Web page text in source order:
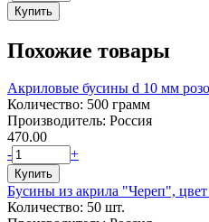
Похожие товары
Акриловые бусины d 10 мм
Количество: 500 грамм
Производитель: Россия
470.00
-
+
Бусины из акрила "Череп",
Количество: 50 шт.